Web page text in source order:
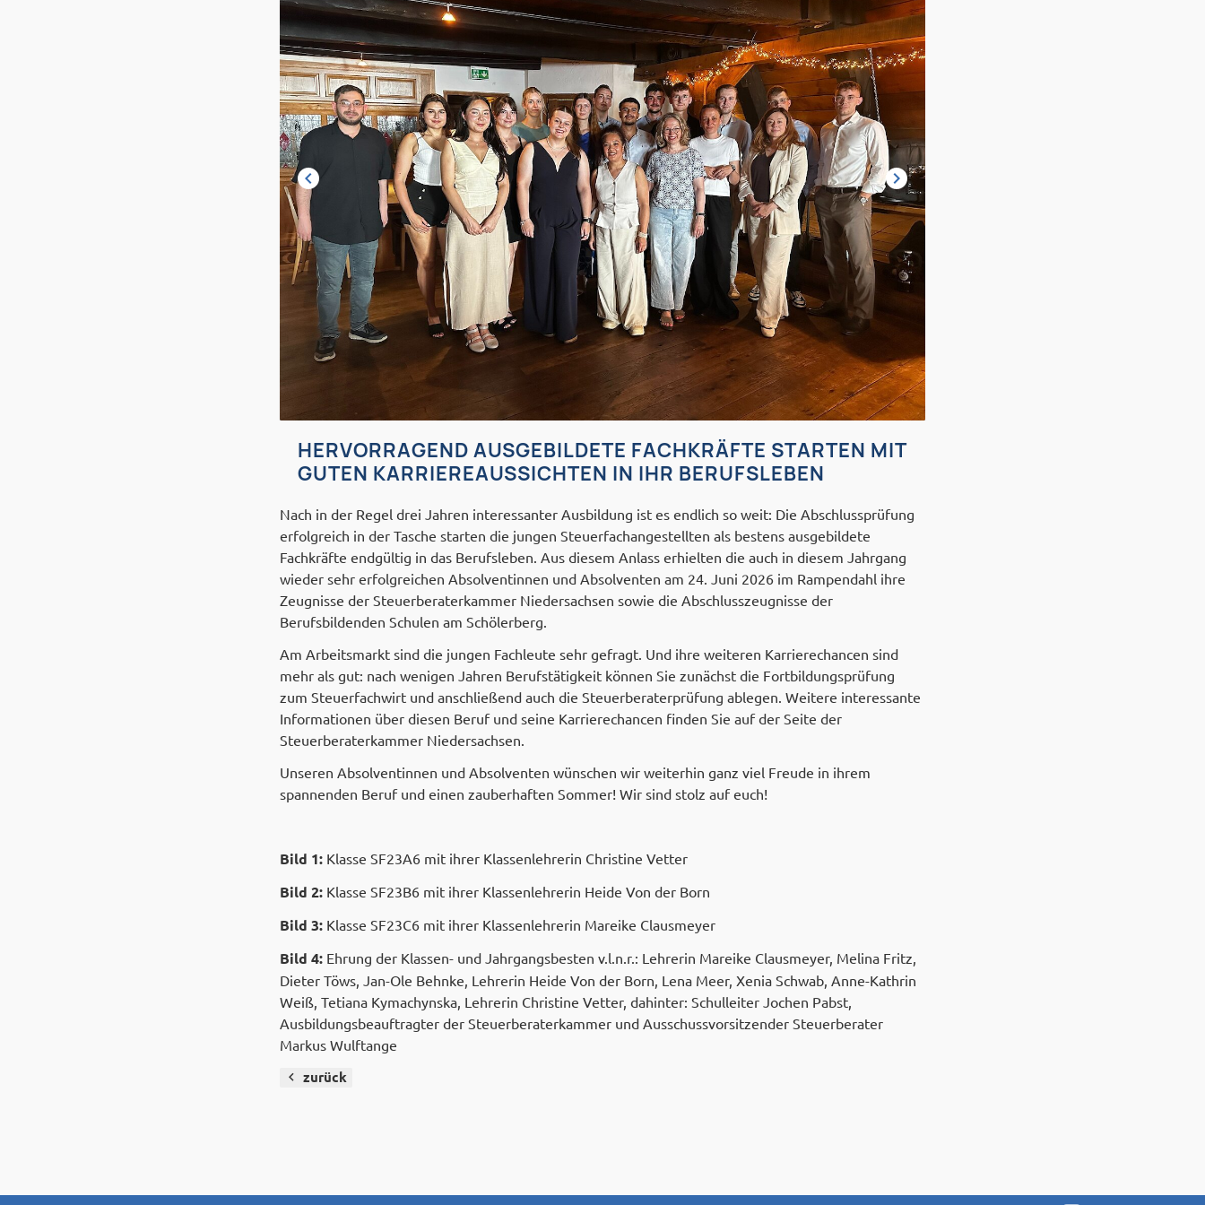
HERVORRAGEND AUSGEBILDETE FACHKRÄFTE STARTEN MIT
GUTEN KARRIEREAUSSICHTEN IN IHR BERUFSLEBEN
Nach in der Regel drei Jahren interessanter Ausbildung ist es endlich so weit: Die Abschlussprüfung
erfolgreich in der Tasche starten die jungen Steuerfachangestellten als bestens ausgebildete
Fachkräfte endgültig in das Berufsleben. Aus diesem Anlass erhielten die auch in diesem Jahrgang
wieder sehr erfolgreichen Absolventinnen und Absolventen am 24. Juni 2026 im Rampendahl ihre
Zeugnisse der Steuerberaterkammer Niedersachsen sowie die Abschlusszeugnisse der
Berufsbildenden Schulen am Schölerberg.
Am Arbeitsmarkt sind die jungen Fachleute sehr gefragt. Und ihre weiteren Karrierechancen sind
mehr als gut: nach wenigen Jahren Berufstätigkeit können Sie zunächst die Fortbildungsprüfung
zum Steuerfachwirt und anschließend auch die Steuerberaterprüfung ablegen. Weitere interessante
Informationen über diesen Beruf und seine Karrierechancen finden Sie auf der Seite der
Steuerberaterkammer Niedersachsen.
Unseren Absolventinnen und Absolventen wünschen wir weiterhin ganz viel Freude in ihrem
spannenden Beruf und einen zauberhaften Sommer! Wir sind stolz auf euch!
Bild 1: Klasse SF23A6 mit ihrer Klassenlehrerin Christine Vetter
Bild 2: Klasse SF23B6 mit ihrer Klassenlehrerin Heide Von der Born
Bild 3: Klasse SF23C6 mit ihrer Klassenlehrerin Mareike Clausmeyer
Bild 4: Ehrung der Klassen- und Jahrgangsbesten v.l.n.r.: Lehrerin Mareike Clausmeyer, Melina Fritz,
Dieter Töws, Jan-Ole Behnke, Lehrerin Heide Von der Born, Lena Meer, Xenia Schwab, Anne-Kathrin
Weiß, Tetiana Kymachynska, Lehrerin Christine Vetter, dahinter: Schulleiter Jochen Pabst,
Ausbildungsbeauftragter der Steuerberaterkammer und Ausschussvorsitzender Steuerberater
Markus Wulftange
zurück